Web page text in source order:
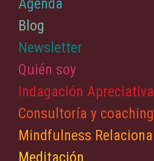
Agenda
Blog
Newsletter
Quién soy
Indagación Apreciativa
Consultoría y coaching
Mindfulness Relacional
Meditación